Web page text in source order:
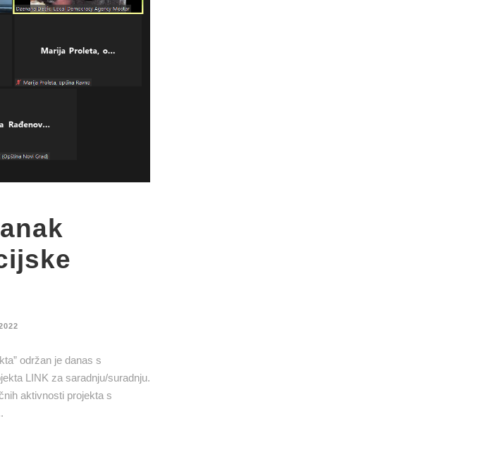
održan je danas s
LINK za saradnju/suradnju.
aktivnosti projekta s